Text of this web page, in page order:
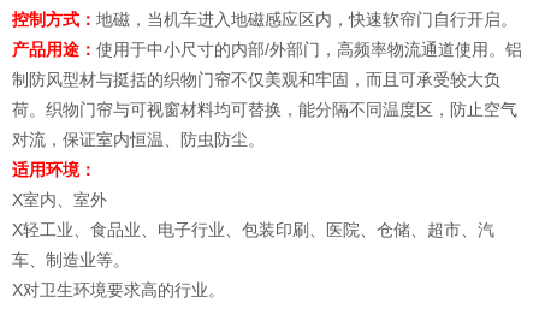
控制方式： 地磁，当机车进入地磁感应区内，快速软帘门自行开启。
产品用途： 使用于中小尺寸的内部/外部门，高频率物流通道使用。铝
制防风型材与挺括的织物门帘不仅美观和牢固，而且可承受较大负
荷。织物门帘与可视窗材料均可替换，能分隔不同温度区，防止空气
对流，保证室内恒温、防虫防尘。
适用环境：
X室内、室外
X轻工业、食品业、电子行业、包装印刷、医院、仓储、超市、汽
车、制造业等。
X对卫生环境要求高的行业。